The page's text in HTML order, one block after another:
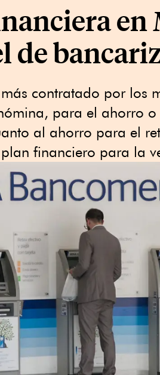
en
de
contratado por los
para el ahorro
al ahorro para el
financiero para la